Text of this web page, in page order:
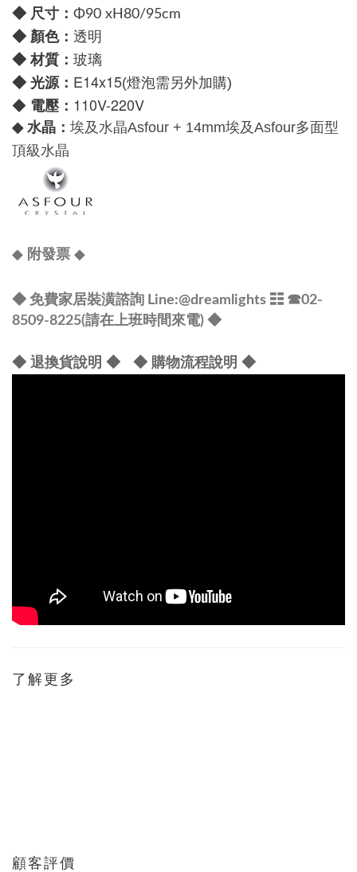
◆ 尺寸： Φ90 xH80/95cm
◆ 顏色： 透明
◆ 材質： 玻璃
◆ 光源： E14x15(燈泡需另外加購)
◆ 電壓： 110V-220V
◆ 水晶： 埃及水晶Asfour + 14mm埃及Asfour多面型
頂級水晶
◆ 附發票◆
◆ 免費家居裝潢諮詢 Line:@dreamlights ☷ ☎02-
8509-8225(請在上班時間來電) ◆
◆ 退換貨說明 ◆ ◆ 購物流程說明 ◆
了解更多
顧客評價